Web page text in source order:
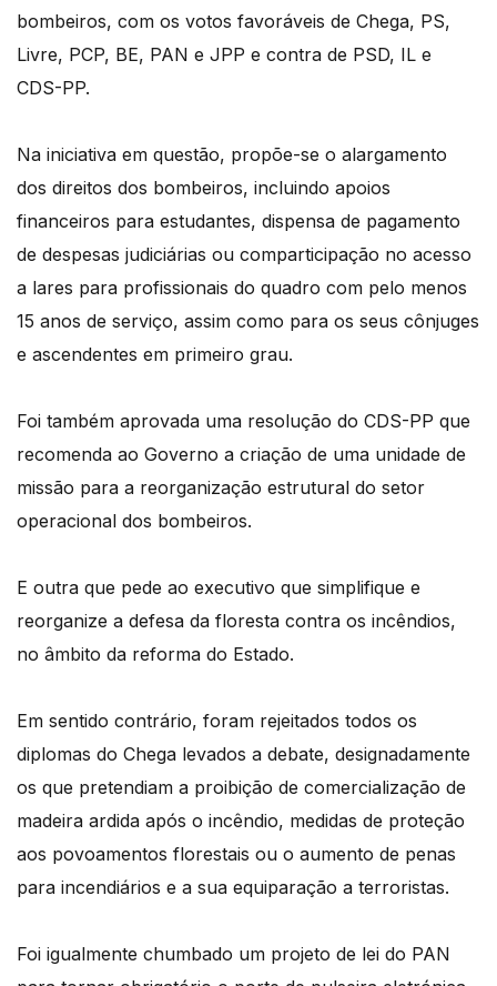
bombeiros, com os votos favoráveis de Chega, PS,
Livre, PCP, BE, PAN e JPP e contra de PSD, IL e
CDS-PP.
Na iniciativa em questão, propõe-se o alargamento
dos direitos dos bombeiros, incluindo apoios
financeiros para estudantes, dispensa de pagamento
de despesas judiciárias ou comparticipação no acesso
a lares para profissionais do quadro com pelo menos
15 anos de serviço, assim como para os seus cônjuges
e ascendentes em primeiro grau.
Foi também aprovada uma resolução do CDS-PP que
recomenda ao Governo a criação de uma unidade de
missão para a reorganização estrutural do setor
operacional dos bombeiros.
E outra que pede ao executivo que simplifique e
reorganize a defesa da floresta contra os incêndios,
no âmbito da reforma do Estado.
Em sentido contrário, foram rejeitados todos os
diplomas do Chega levados a debate, designadamente
os que pretendiam a proibição de comercialização de
madeira ardida após o incêndio, medidas de proteção
aos povoamentos florestais ou o aumento de penas
para incendiários e a sua equiparação a terroristas.
Foi igualmente chumbado um projeto de lei do PAN